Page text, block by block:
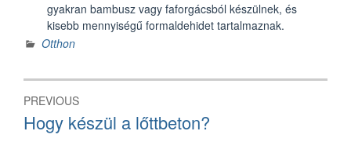
gyakran bambusz vagy faforgácsból készülnek, és
kisebb mennyiségű formaldehidet tartalmaznak.
Otthon
Bejegyzés
navigáció
PREVIOUS
Previous
post:
Hogy készül a lőttbeton?